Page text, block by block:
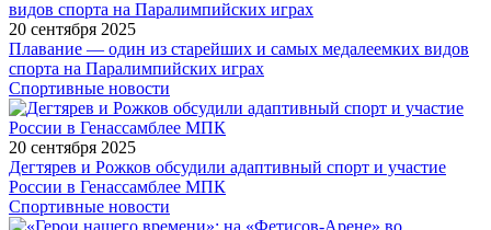
20 сентября 2025
Плавание — один из старейших и самых медалеемких видов
спорта на Паралимпийских играх
Спортивные новости
20 сентября 2025
Дегтярев и Рожков обсудили адаптивный спорт и участие
России в Генассамблее МПК
Спортивные новости